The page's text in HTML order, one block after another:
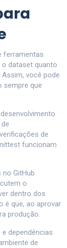
ferramentas
o dataset quanto
você pode
sempre que
de
funcionam
no GitHub
o
dentro dos
é que, ao aprovar
produção.
dependências
de